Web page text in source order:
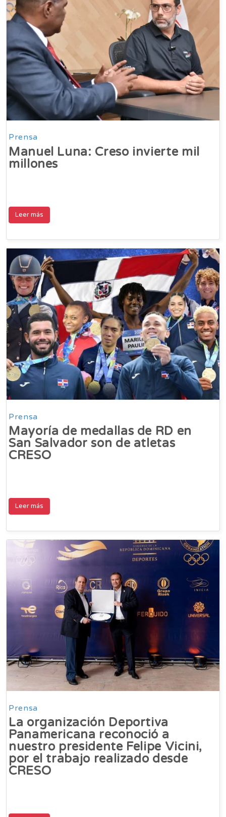
Prensa
Manuel Luna: Creso invierte mil
millones
Leer más
Prensa
Mayoría de medallas de RD en
San Salvador son de atletas
CRESO
Leer más
Prensa
La organización Deportiva
Panamericana reconoció a
nuestro presidente Felipe Vicini,
por el trabajo realizado desde
CRESO